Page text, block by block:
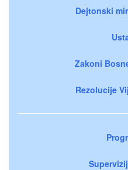
Dejtonski
Zakoni
Rezolucije